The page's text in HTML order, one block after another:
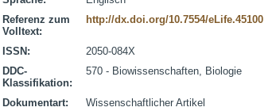
Referenz zum
Volltext:
http://dx.doi.org/10.7554/eLife.45100
ISSN:
2050-084X
DDC-
Klassifikation:
570 - Biowissenschaften, Biologie
Dokumentart:
Wissenschaftlicher Artikel